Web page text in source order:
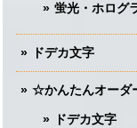
蛍光・ホログ
ドデカ文字
☆かんたんオー
ドデカ文字